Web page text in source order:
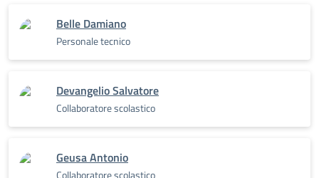
Belle Damiano
Personale tecnico
Devangelio Salvatore
Collaboratore scolastico
Geusa Antonio
Collaboratore scolastico